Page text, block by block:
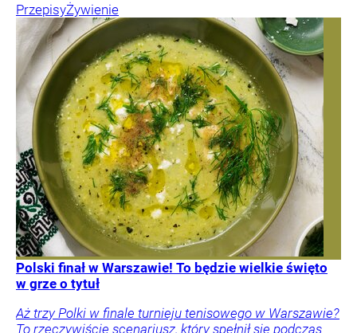
PrzepisyŻywienie
Polski finał w Warszawie! To będzie wielkie święto
w grze o tytuł
Aż trzy Polki w finale turnieju tenisowego w Warszawie?
To rzeczywiście scenariusz, który spełnił się podczas